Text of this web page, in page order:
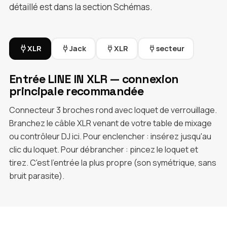
détaillé est dans la section Schémas.
XLR Jack XLR secteur
Entrée LINE IN XLR — connexion
principale recommandée
Connecteur 3 broches rond avec loquet de verrouillage.
Branchez le câble XLR venant de votre table de mixage
ou contrôleur DJ ici. Pour enclencher : insérez jusqu'au
clic du loquet. Pour débrancher : pincez le loquet et
tirez. C'est l'entrée la plus propre (son symétrique, sans
bruit parasite).